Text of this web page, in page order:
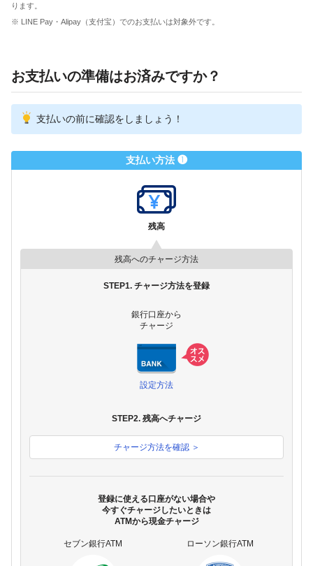
ります。
※ LINE Pay・Alipay（支付宝）でのお支払いは対象外です。
お支払いの準備はお済みですか？
支払いの前に確認をしましょう！
支払い方法 ❶
残高
残高へのチャージ方法
STEP1. チャージ方法を登録
銀行口座から
チャージ
設定方法
STEP2. 残高へチャージ
チャージ方法を確認 ＞
登録に使える口座がない場合や
今すぐチャージしたいときは
ATMから現金チャージ
セブン銀行ATM ローソン銀行ATM